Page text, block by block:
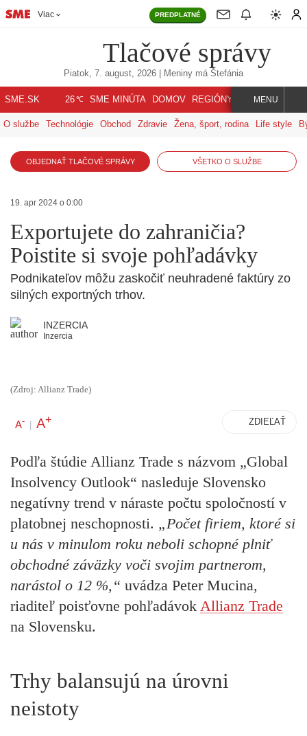
Viac PREDPLATNÉ
Tlačové správy
Piatok, 7. august, 2026 | Meniny má Štefánia
SME.SK 26℃ SME MINÚTA DOMOV REGIÓNY INDEX SVET
MENU
O službe Technológie Obchod Zdravie Žena, šport, rodina Life style
OBJEDNAŤ TLAČOVÉ SPRÁVY VŠETKO O SLUŽBE
19. apr 2024 o 0:00
Exportujete do zahraničia?
Poistite si svoje pohľadávky
Podnikateľov môžu zaskočiť neuhradené faktúry zo
silných exportných trhov.
INZERCIA
Inzercia
(Zdroj: Allianz Trade)
A- | A+ ZDIEĽAŤ
Podľa štúdie Allianz Trade s názvom „Global
Insolvency Outlook“ nasleduje Slovensko
negatívny trend v náraste počtu spoločností v
platobnej neschopnosti. „Počet firiem, ktoré si
u nás v minulom roku neboli schopné plniť
obchodné záväzky voči svojim partnerom,
narástol o 12 %,“ uvádza Peter Mucina,
riaditeľ poisťovne pohľadávok Allianz Trade
na Slovensku.
Trhy balansujú na úrovni
neistoty